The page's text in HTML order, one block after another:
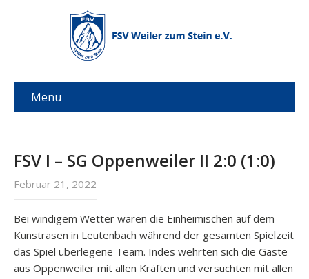
Menu
FSV I – SG Oppenweiler II​ 2:0 ​(1:0)
Februar 21, 2022
Bei windigem Wetter waren die Einheimischen auf dem
Kunstrasen in Leutenbach während der gesamten Spielzeit
das Spiel überlegene Team. Indes wehrten sich die Gäste
aus Oppenweiler mit allen Kräften und versuchten mit allen